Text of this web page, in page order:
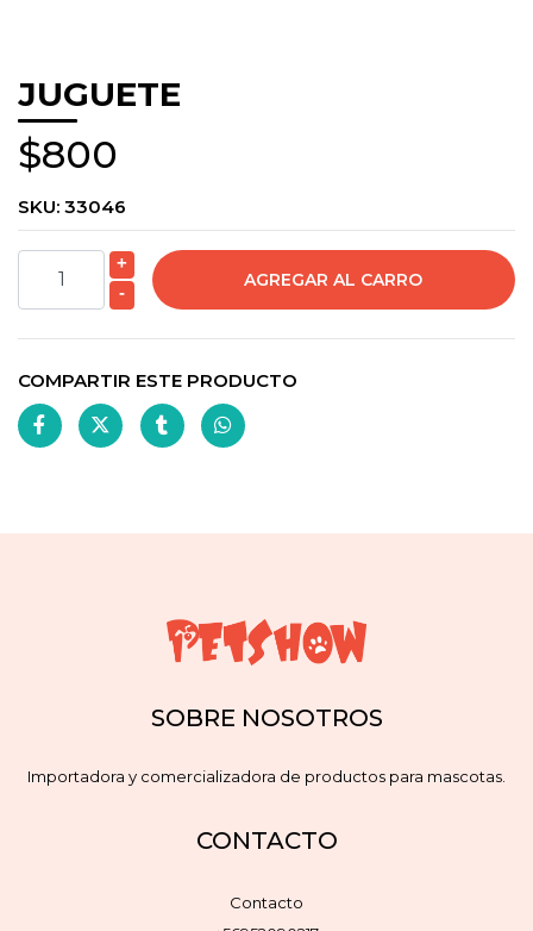
JUGUETE
$800
SKU: 33046
+
-
COMPARTIR ESTE PRODUCTO
SOBRE NOSOTROS
Importadora y comercializadora de productos para mascotas.
CONTACTO
Contacto